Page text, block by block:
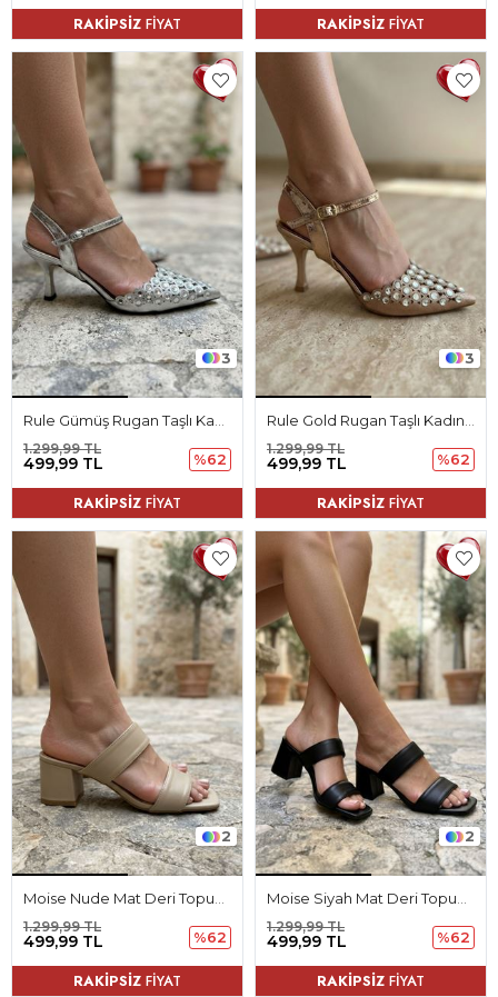
RAKİPSİZ FİYAT RAKİPSİZ FİYAT
3
499,99 TL
1.299,99 TL
%62
RAKİPSİZ FİYAT
3
499,99 TL
1.299,99 TL
%62
RAKİPSİZ FİYAT
2
499,99 TL
1.299,99 TL
%62
RAKİPSİZ FİYAT
2
499,99 TL
1.299,99 TL
%62
RAKİPSİZ FİYAT